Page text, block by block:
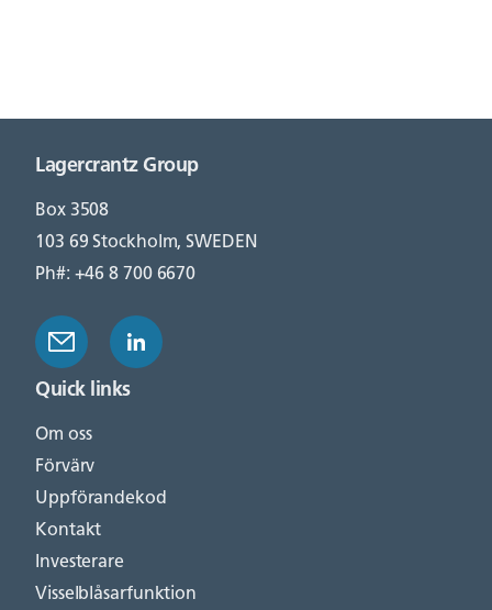
Lagercrantz Group
Box 3508
103 69 Stockholm, SWEDEN
Ph#: +46 8 700 6670
Quick links
Om oss
Förvärv
Uppförandekod
Kontakt
Investerare
Visselblåsarfunktion